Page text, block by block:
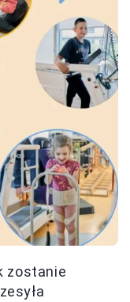
zostanie